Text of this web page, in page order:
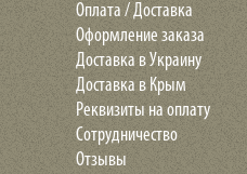
Оплата / Доставка
Оформление заказа
Доставка в Украину
Доставка в Крым
Реквизиты на оплату
Сотрудничество
Отзывы